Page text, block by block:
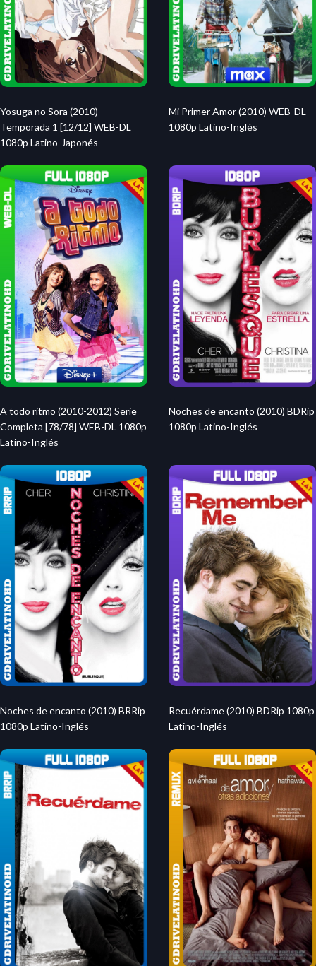
Yosuga no Sora (2010)
Temporada 1 [12/12] WEB-DL
1080p Latino-Japonés
Mi Primer Amor (2010) WEB-DL
1080p Latino-Inglés
A todo ritmo (2010-2012) Serie
Completa [78/78] WEB-DL 1080p
Latino-Inglés
Noches de encanto (2010) BDRip
1080p Latino-Inglés
Noches de encanto (2010) BRRip
1080p Latino-Inglés
Recuérdame (2010) BDRip 1080p
Latino-Inglés